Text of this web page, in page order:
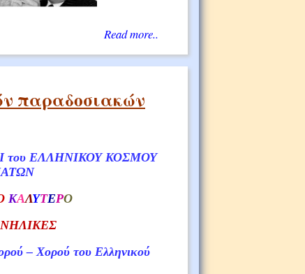
Read more..
παραδοσιακών
του ΕΛΛΗΝΙΚΟΥ ΚΟΣΜΟΥ
ΚΑΛΥΤΕΡΟ
– Χορού του Ελληνικού